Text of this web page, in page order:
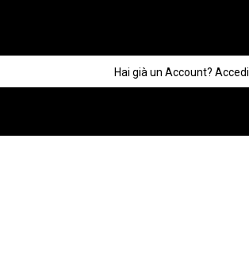
Hai già un Account? Accedi